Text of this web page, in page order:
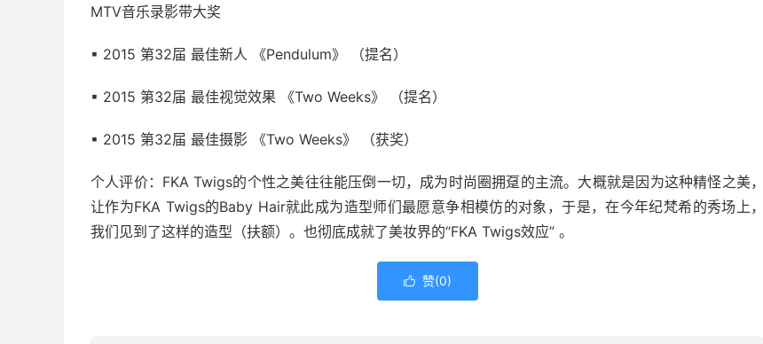
MTV音乐录影带大奖
▪ 2015 第32届 最佳新人 《Pendulum》 （提名）
▪ 2015 第32届 最佳视觉效果 《Two Weeks》 （提名）
▪ 2015 第32届 最佳摄影 《Two Weeks》 （获奖）
个人评价：FKA Twigs的个性之美往往能压倒一切，成为时尚圈拥趸的主流。大概就是因为这种精怪之美，
让作为FKA Twigs的Baby Hair就此成为造型师们最愿意争相模仿的对象，于是，在今年纪梵希的秀场上，
我们见到了这样的造型（扶额）。也彻底成就了美妆界的“FKA Twigs效应” 。
 赞(0)